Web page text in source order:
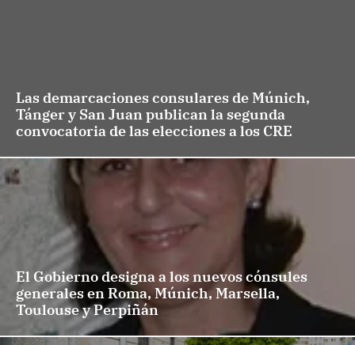
Las demarcaciones consulares de Múnich,
Tánger y San Juan publican la segunda
convocatoria de las elecciones a los CRE
El Gobierno designa a los nuevos cónsules
generales en Roma, Múnich, Marsella,
Toulouse y Perpiñán